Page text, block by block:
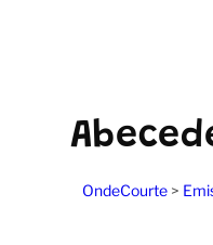
OndeCourte >